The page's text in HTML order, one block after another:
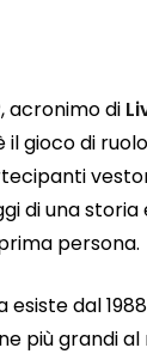
acronimo di
il gioco di
di una storia
persona.
esiste dal
più grandi al